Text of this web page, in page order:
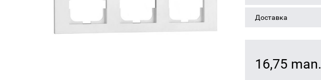
Доставка
16,75 man.